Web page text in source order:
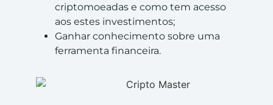
criptomoeadas e como tem acesso
aos estes investimentos;
Ganhar conhecimento sobre uma
ferramenta financeira.